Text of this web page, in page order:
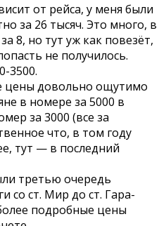
от рейса, у меня были
за 26 тысяч. Это много, в
8, но тут уж как повезёт,
не получилось.
3500.
цены довольно ощутимо
в номере за 5000 в
за 3000 (все за
что, в том году
тут — в последний
третью очередь
со ст. Мир до ст. Гара-
подробные цены